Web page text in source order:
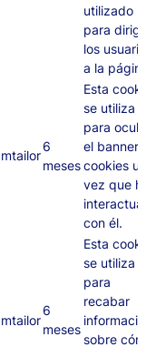
utilizado
para dirigir
los usuarios
a la página.
6
meses
Esta cookie
se utiliza
para ocultar
el banner
cookies una
vez que has
con él.
6
meses
Esta cookie
se utiliza
para
recabar
información
sobre cómo